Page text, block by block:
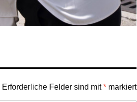
Erforderliche Felder sind mit* markiert